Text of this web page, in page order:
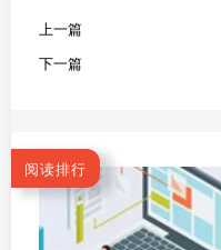
上一篇
下一篇
阅读排行